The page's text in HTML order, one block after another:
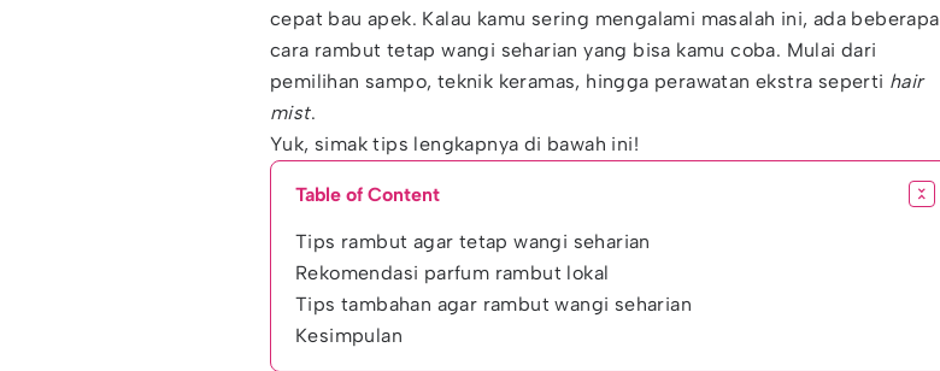
cepat bau apek. Kalau kamu sering mengalami masalah ini, ada beberapa
cara rambut tetap wangi seharian yang bisa kamu coba. Mulai dari
pemilihan sampo, teknik keramas, hingga perawatan ekstra seperti hair
mist.
Yuk, simak tips lengkapnya di bawah ini!
Table of Content
Tips rambut agar tetap wangi seharian
Rekomendasi parfum rambut lokal
Tips tambahan agar rambut wangi seharian
Kesimpulan